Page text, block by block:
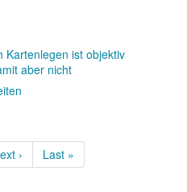
Kartenlegen ist objektiv
aber nicht
›
Letzte
Seite
Last »